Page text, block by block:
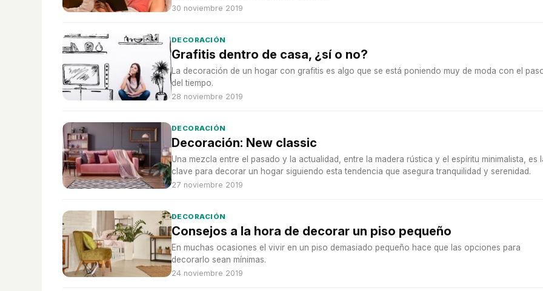
30 noviembre 2019
DECORACIÓN
Grafitis dentro de casa, ¿sí o no?
La decoración de un hogar con grafitis es algo que se está poniendo muy de moda con el
del tiempo.
28 noviembre 2019
DECORACIÓN
Decoración: New classic
Una mezcla entre el pasado y la actualidad, entre la madera rústica y el espíritu minimalista, es
clave para decorar un hogar siguiendo esta tendencia que asegura tranquilidad y serenidad.
27 noviembre 2019
DECORACIÓN
Consejos a la hora de decorar un piso pequeño
En muchas ocasiones el vivir en un piso demasiado pequeño hace que las opciones para
decorarlo sean mínimas.
24 noviembre 2019